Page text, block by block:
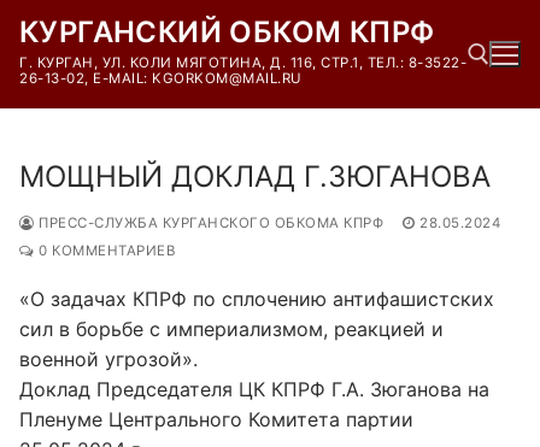
содержимому
КУРГАНСКИЙ ОБКОМ КПРФ
Г. КУРГАН, УЛ. КОЛИ МЯГОТИНА, Д. 116, СТР.1, ТЕЛ.: 8-3522-
26-13-02, E-MAIL: KGORKOM@MAIL.RU
МОЩНЫЙ ДОКЛАД Г.ЗЮГАНОВА
ПРЕСС-СЛУЖБА КУРГАНСКОГО ОБКОМА КПРФ
28.05.2024
0 КОММЕНТАРИЕВ
«О задачах КПРФ по сплочению антифашистских
сил в борьбе с империализмом, реакцией и
военной угрозой».
Доклад Председателя ЦК КПРФ Г.А. Зюганова на
Пленуме Центрального Комитета партии